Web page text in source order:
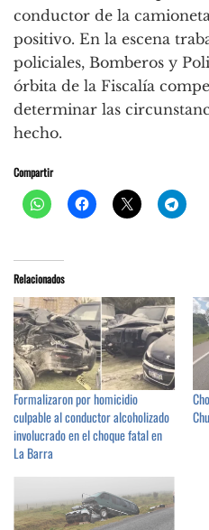
conductor de la
positivo. En la escena
policiales, Bomberos y
órbita de la Fiscalía
determinar las
hecho.
Compartir
Relacionados
Formalizaron por homicidio
culpable al conductor alcoholizado
involucrado en el choque fatal en
La Barra